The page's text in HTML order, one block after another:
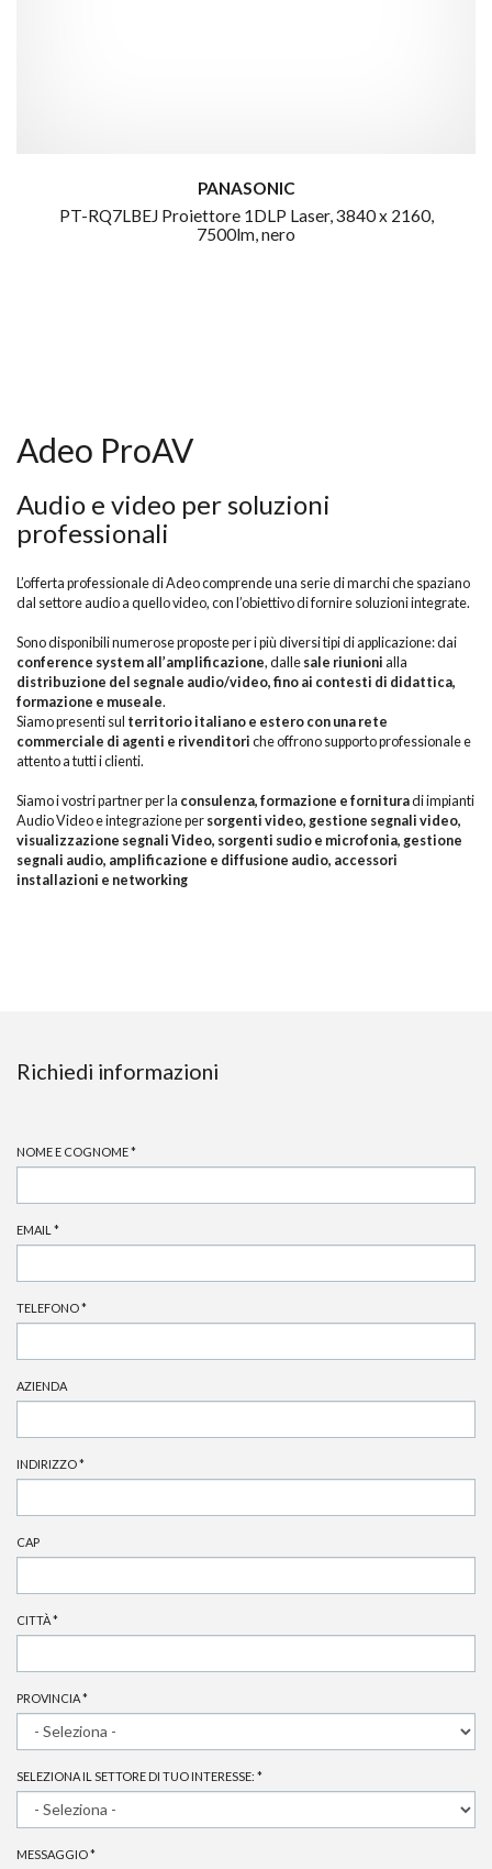
PANASONIC
PT-RQ7LBEJ Proiettore 1DLP Laser, 3840 x 2160,
7500lm, nero
Adeo ProAV
Audio e video per soluzioni
professionali
L’offerta professionale di Adeo comprende una serie di marchi che spaziano
dal settore audio a quello video, con l’obiettivo di fornire soluzioni integrate.
Sono disponibili numerose proposte per i più diversi tipi di applicazione: dai
conference system all’amplificazione, dalle sale riunioni alla
distribuzione del segnale audio/video, fino ai contesti di didattica,
formazione e museale.
Siamo presenti sul territorio italiano e estero con una rete
commerciale di agenti e rivenditori che offrono supporto professionale e
attento a tutti i clienti.
Siamo i vostri partner per la consulenza, formazione e fornituradi impianti
Audio Video e integrazione per sorgenti video, gestione segnali video,
visualizzazione segnali Video, sorgenti sudio e microfonia, gestione
segnali audio, amplificazione e diffusione audio, accessori
installazioni e networking
Richiedi informazioni
NOME E COGNOME*
EMAIL *
TELEFONO*
AZIENDA
INDIRIZZO*
CAP
CITTÀ*
PROVINCIA*
SELEZIONA IL SETTORE DI TUO INTERESSE: *
MESSAGGIO*